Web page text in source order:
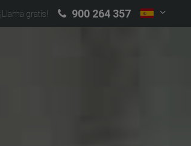
¡Llama gratis! 900 264 357